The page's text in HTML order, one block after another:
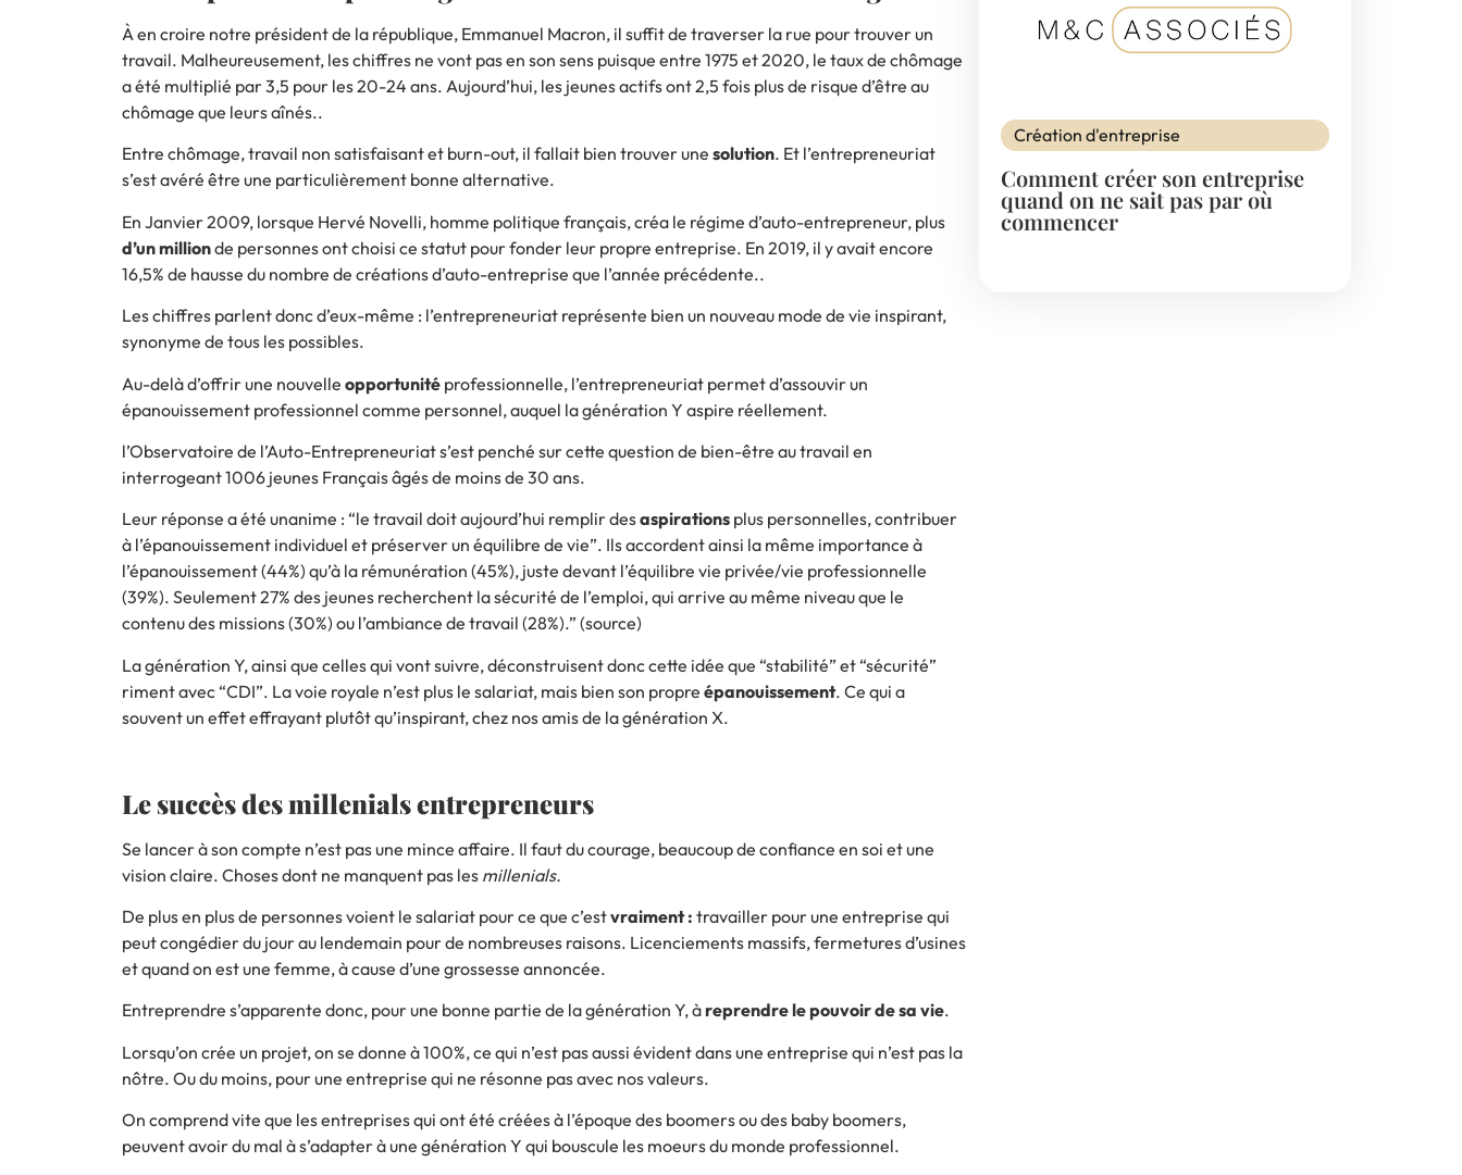
À en croire notre président de la république, Emmanuel Macron, il suffit de traverser la rue pour trouver un
travail. Malheureusement, les chiffres ne vont pas en son sens puisque entre 1975 et 2020, le taux de chômage
a été multiplié par 3,5 pour les 20-24 ans. Aujourd’hui, les jeunes actifs ont 2,5 fois plus de risque d’être au
chômage que leurs aînés..
Entre chômage, travail non satisfaisant et burn-out, il fallait bien trouver une solution. Et l’entrepreneuriat
s’est avéré être une particulièrement bonne alternative.
En Janvier 2009, lorsque Hervé Novelli, homme politique français, créa le régime d’auto-entrepreneur, plus
d’unmillionde personnes ont choisi ce statut pour fonder leur propre entreprise. En 2019, il y avait encore
16,5% de hausse du nombre de créations d’auto-entreprise que l’année précédente..
Les chiffres parlent donc d’eux-même : l’entrepreneuriat représente bien un nouveau mode de vie inspirant,
synonyme de tous les possibles.
Au-delà d’offrir une nouvelle opportunité professionnelle, l’entrepreneuriat permet d’assouvir un
épanouissement professionnel comme personnel, auquel la génération Y aspire réellement.
l’Observatoire de l’Auto-Entrepreneuriats’est penché sur cette question de bien-être au travail en
interrogeant 1006 jeunes Français âgés de moins de 30 ans.
Leur réponse a été unanime : “le travail doit aujourd’hui remplir desaspirations plus personnelles, contribuer
à l’épanouissement individuel et préserver un équilibre de vie”. Ils accordent ainsi la même importance à
l’épanouissement (44%) qu’à la rémunération (45%), juste devant l’équilibre vie privée/vie professionnelle
(39%). Seulement 27% des jeunes recherchent la sécurité de l’emploi, qui arrive au même niveau que le
contenu des missions (30%) ou l’ambiance de travail (28%).” (source)
La génération Y, ainsi que celles qui vont suivre, déconstruisent donc cette idée que “stabilité” et “sécurité”
riment avec “CDI”. La voie royale n’est plus le salariat, mais bien son propre épanouissement. Ce qui a
souvent un effet effrayant plutôt qu’inspirant, chez nos amis de la génération X.
Le succès des millenials entrepreneurs
Se lancer à son compte n’est pas une mince affaire. Il faut du courage, beaucoup de confiance en soi et une
vision claire. Choses dont ne manquent pas les millenials.
De plus en plus de personnes voient le salariat pour ce que c’estvraiment : travailler pour une entreprise qui
peut congédier du jour au lendemain pour de nombreuses raisons. Licenciements massifs, fermetures d’usines
et quand on est une femme, à cause d’une grossesse annoncée.
Entreprendre s’apparente donc, pour une bonne partie de la génération Y, àreprendre le pouvoir de sa vie.
Lorsqu’on crée un projet, on se donne à 100%, ce qui n’est pas aussi évident dans une entreprise qui n’est pas la
nôtre. Ou du moins, pour une entreprise qui ne résonne pas avec nos valeurs.
On comprend vite que les entreprises qui ont été créées à l’époque des boomers ou des baby boomers,
peuvent avoir du mal à s’adapter à une génération Y qui bouscule les moeurs du monde professionnel.
Création d'entreprise
Comment créer son entreprise
quand on ne sait pas par où
commencer